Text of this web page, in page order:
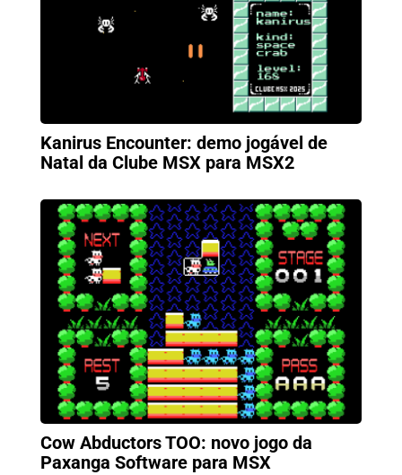
Kanirus Encounter: demo jogável de
Natal da Clube MSX para MSX2
Cow Abductors TOO: novo jogo da
Paxanga Software para MSX